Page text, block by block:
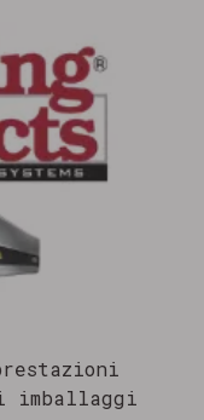
imballaggi